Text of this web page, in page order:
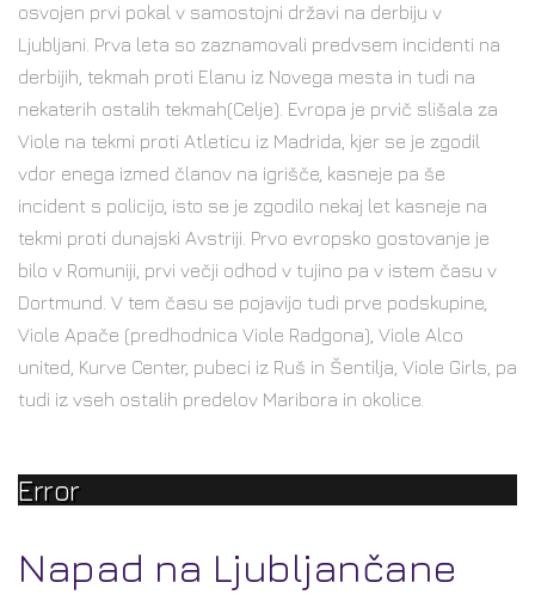
osvojen prvi pokal v samostojni državi na derbiju v
Ljubljani. Prva leta so zaznamovali predvsem incidenti na
derbijih, tekmah proti Elanu iz Novega mesta in tudi na
nekaterih ostalih tekmah(Celje). Evropa je prvič slišala za
Viole na tekmi proti Atleticu iz Madrida, kjer se je zgodil
vdor enega izmed članov na igrišče, kasneje pa še
incident s policijo, isto se je zgodilo nekaj let kasneje na
tekmi proti dunajski Avstriji. Prvo evropsko gostovanje je
bilo v Romuniji, prvi večji odhod v tujino pa v istem času v
Dortmund. V tem času se pojavijo tudi prve podskupine,
Viole Apače (predhodnica Viole Radgona), Viole Alco
united, Kurve Center, pubeci iz Ruš in Šentilja, Viole Girls, pa
tudi iz vseh ostalih predelov Maribora in okolice.
Error
Napad na Ljubljančane